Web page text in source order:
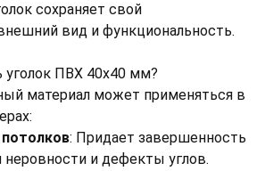
сохраняет свой
вид и функциональность.
уголок ПВХ 40х40 мм?
материал может применяться в
: Придает завершенность
и дефекты углов.